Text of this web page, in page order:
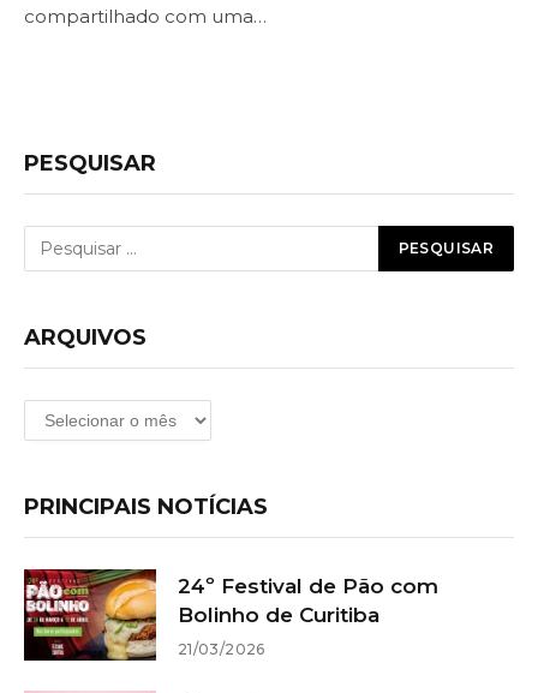
compartilhado com uma…
PESQUISAR
ARQUIVOS
Arquivos
PRINCIPAIS NOTÍCIAS
24º Festival de Pão com
Bolinho de Curitiba
21/03/2026